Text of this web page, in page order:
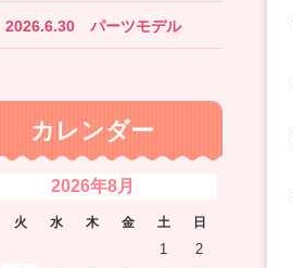
2026.6.30 パーツモデル
カレンダー
2026年8月
火 水 木 金 土 日
1
2